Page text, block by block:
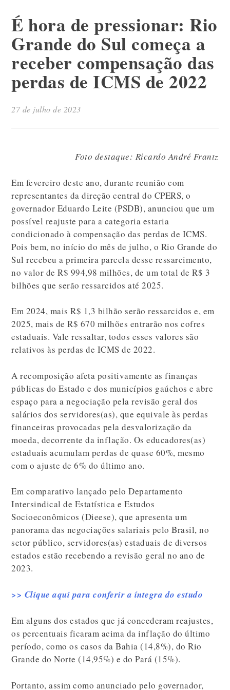
É hora de pressionar: Rio
Grande do Sul começa a
receber compensação das
perdas de ICMS de 2022
27 de julho de 2023
Foto destaque: Ricardo André Frantz
Em fevereiro deste ano, durante reunião com
representantes da direção central do CPERS, o
governador Eduardo Leite (PSDB), anunciou que um
possível reajuste para a categoria estaria
condicionado à compensação das perdas de ICMS.
Pois bem, no início do mês de julho, o Rio Grande do
Sul recebeu a primeira parcela desse ressarcimento,
no valor de R$ 994,98 milhões, de um total de R$ 3
bilhões que serão ressarcidos até 2025.
Em 2024, mais R$ 1,3 bilhão serão ressarcidos e, em
2025, mais de R$ 670 milhões entrarão nos cofres
estaduais. Vale ressaltar, todos esses valores são
relativos às perdas de ICMS de 2022.
A recomposição afeta positivamente as finanças
públicas do Estado e dos municípios gaúchos e abre
espaço para a negociação pela revisão geral dos
salários dos servidores(as), que equivale às perdas
financeiras provocadas pela desvalorização da
moeda, decorrente da inflação. Os educadores(as)
estaduais acumulam perdas de quase 60%, mesmo
com o ajuste de 6% do último ano.
Em comparativo lançado pelo Departamento
Intersindical de Estatística e Estudos
Socioeconômicos (Dieese), que apresenta um
panorama das negociações salariais pelo Brasil, no
setor público, servidores(as) estaduais de diversos
estados estão recebendo a revisão geral no ano de
2023.
>> Clique aqui para conferir a íntegra do estudo
Em alguns dos estados que já concederam reajustes,
os percentuais ficaram acima da inflação do último
período, como os casos da Bahia (14,8%), do Rio
Grande do Norte (14,95%) e do Pará (15%).
Portanto, assim como anunciado pelo governador,